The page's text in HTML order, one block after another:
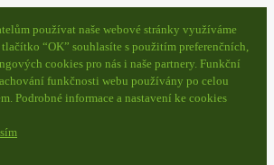
používat naše webové stránky využíváme
“OK” souhlasíte s použitím preferenčních,
cookies pro nás i naše partnery. Funkční
funkčnosti webu používány po celou
Podrobné informace a nastavení ke cookies